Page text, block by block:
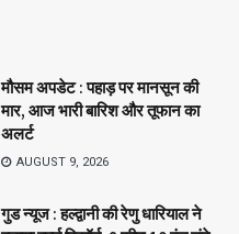
मौसम अपडेट : पहाड़ पर मानसून की
मार, आज भारी बारिश और तूफान का
अलर्ट
AUGUST 9, 2026
गुड न्यूज : हल्द्वानी की रेणु धारियाल ने